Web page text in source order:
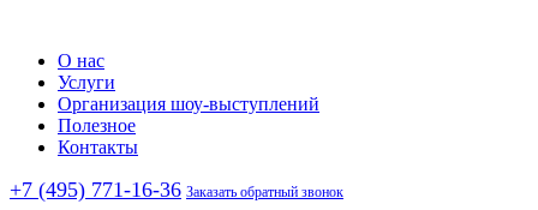
О нас
Услуги
Организация шоу-выступлений
Полезное
Контакты
+7 (495) 771-16-36 Заказать обратный звонок